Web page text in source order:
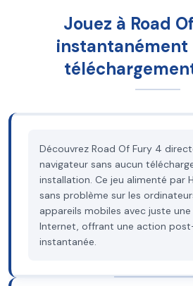
Jouez à Road
Découvrez Road Of Fury 4
navigateur sans aucun
installation. Ce jeu alimenté par
sans problème sur les
appareils mobiles avec juste
Internet, offrant une action
instantanée.